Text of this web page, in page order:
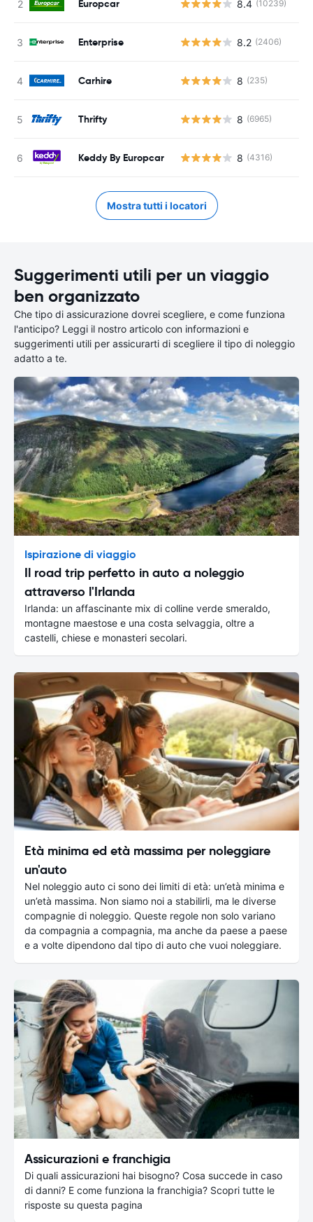
Europcar 8.4 (10239)
Enterprise 8.2 (2406)
Carhire 8 (235)
Thrifty 8 (6965)
Keddy By Europcar 8 (4316)
Mostra tutti i locatori
Suggerimenti utili per un viaggio
ben organizzato
Che tipo di assicurazione dovrei scegliere, e come funziona
l'anticipo? Leggi il nostro articolo con informazioni e
suggerimenti utili per assicurarti di scegliere il tipo di noleggio
adatto a te.
Ispirazione di viaggio
Il road trip perfetto in auto a noleggio
attraverso l'Irlanda
Irlanda: un affascinante mix di colline verde smeraldo,
montagne maestose e una costa selvaggia, oltre a
castelli, chiese e monasteri secolari.
Età minima ed età massima per noleggiare
un'auto
Nel noleggio auto ci sono dei limiti di età: un’età minima e
un’età massima. Non siamo noi a stabilirli, ma le diverse
compagnie di noleggio. Queste regole non solo variano
da compagnia a compagnia, ma anche da paese a paese
e a volte dipendono dal tipo di auto che vuoi noleggiare.
Assicurazioni e franchigia
Di quali assicurazioni hai bisogno? Cosa succede in caso
di danni? E come funziona la franchigia? Scopri tutte le
risposte su questa pagina